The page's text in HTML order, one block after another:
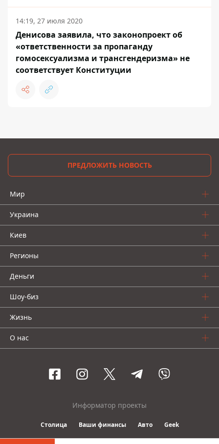
14:19, 27 июля 2020
Денисова заявила, что законопроект об
«ответственности за пропаганду
гомосексуализма и трансгендеризма» не
соответствует Конституции
ПРЕДЛОЖИТЬ НОВОСТЬ
Мир
Украина
Киев
Регионы
Деньги
Шоу-биз
Жизнь
О нас
Информатор проекты
Столица Ваши финансы Авто Geek